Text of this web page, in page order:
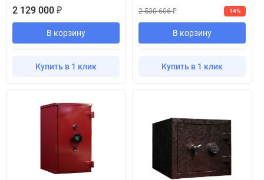
2 129 000 ₽
В корзину
Купить в 1 клик
2 530 606₽ 14%
В корзину
Купить в 1 клик